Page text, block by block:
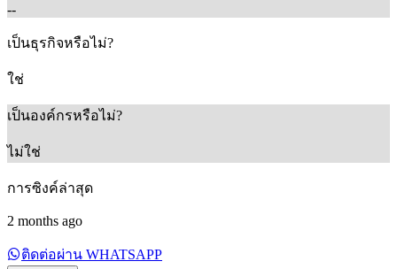
--
เป็นธุรกิจหรือไม่?
ใช่
เป็นองค์กรหรือไม่?
ไม่ใช่
การซิงค์ล่าสุด
2 months ago
ติดต่อผ่าน WHATSAPP